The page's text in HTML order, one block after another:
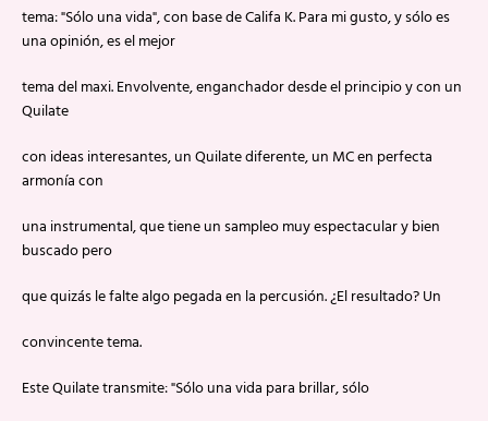
tema: "Sólo una vida", con base de Califa K. Para mi gusto, y sólo es
una opinión, es el mejor
tema del maxi. Envolvente, enganchador desde el principio y con un
Quilate
con ideas interesantes, un Quilate diferente, un MC en perfecta
armonía con
una instrumental, que tiene un sampleo muy espectacular y bien
buscado pero
que quizás le falte algo pegada en la percusión. ¿El resultado? Un
convincente tema.
Este Quilate transmite: "Sólo una vida para brillar, sólo